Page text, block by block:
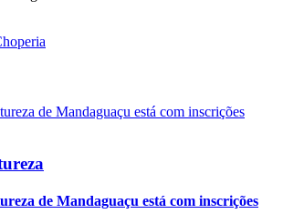
de Mandaguaçu está com inscrições